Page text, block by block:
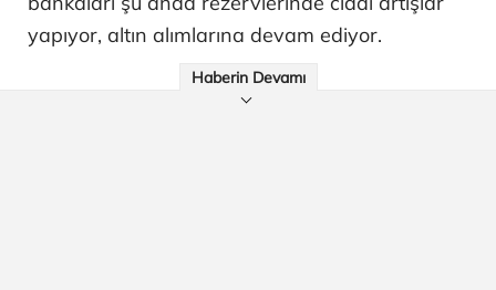
yapıyor, altın alımlarına devam ediyor.
Haberin Devamı